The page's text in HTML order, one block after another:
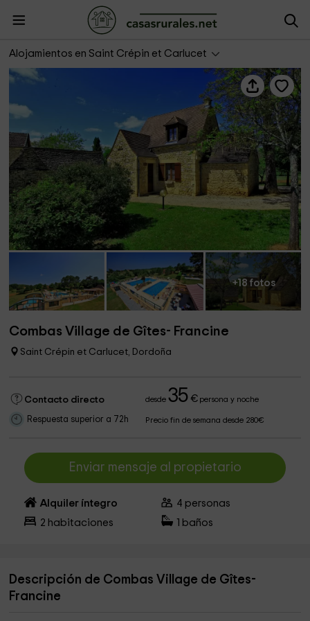
Alojamientos en Saint Crépin et Carlucet
Combas Village de Gîtes- Francine
+18 fotos
Combas Village de Gîtes- Francine
Saint Crépin et Carlucet, Dordoña
Contacto directo desde35 €persona y noche
Respuesta superior a 72h Precio fin de semana desde 280€
Enviar mensaje al propietario
Alquiler íntegro 4 personas
2 habitaciones baños
Descripción de Combas Village de Gîtes-
Francine